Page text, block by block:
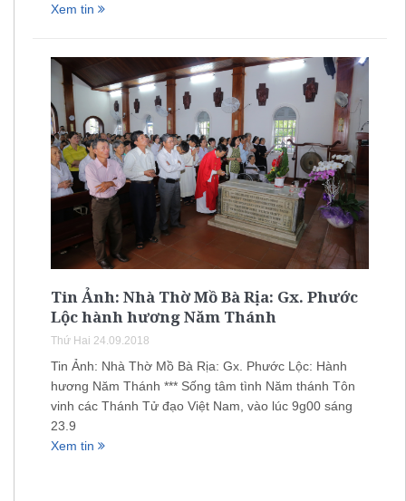
Xem tin
Tin Ảnh: Nhà Thờ Mồ Bà Rịa: Gx. Phước
Lộc hành hương Năm Thánh
Thứ Hai 24.09.2018
Tin Ảnh: Nhà Thờ Mồ Bà Rịa: Gx. Phước Lộc: Hành
hương Năm Thánh *** Sống tâm tình Năm thánh Tôn
vinh các Thánh Tử đạo Việt Nam, vào lúc 9g00 sáng
23.9
Xem tin